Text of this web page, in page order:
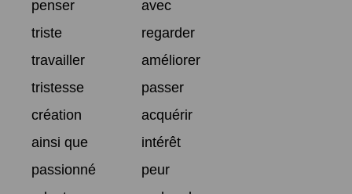
penser
avec
triste
regarder
travailler
améliorer
tristesse
passer
création
acquérir
ainsi que
intérêt
passionné
peur